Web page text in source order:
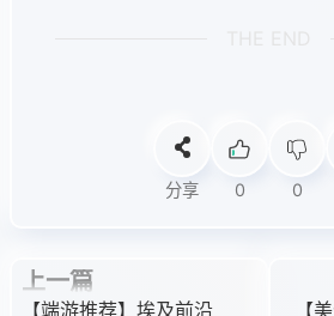
分享 0 0
上一篇
【端游推荐】埃及前沿 【